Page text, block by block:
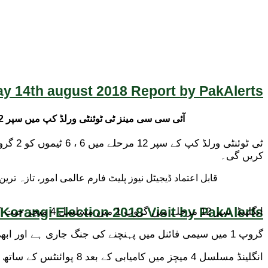
14th august 2018 Report by PakAlerts
Election 2018 Visit by PakAlerts
آئی سی سی مینز ٹی ٹوئنٹی ورلڈ کپ میں سپر 12 مرحلے کے گروپ 1 کے میچ میں انگلینڈ نےسری لنکا کو 26 رنز سے شکست دیکر ایونٹ میں مسلسل چوتھے میچ میں کامیابی حاصل کی۔
کریں گی۔
انگلینڈ سپر 12 مرحلے میں گروپ 1 میں مسلسل 4 میچز جیت کر پوائنٹس ٹیبل پر پہلے نمبر پر موجود ہے لیکن پھر بھی وہ سیمی فائنل میں نہیں پہنچا۔
گروپ 1 میں سیمی فائنل میں پہنچنے کی جنگ جاری ہے اور ابھی تک کوئی بھی ٹیم سیمی فائنل میں جگہ نہیں بنا سکی۔
انگلینڈ مسلسل 4 میچز میں کامیابی کے بعد 8 پوائنٹس کے ساتھ پہلے، جنوبی افریقا اور آسٹریلیا 3 میں سے 2 میچ جیت کر 4 پوائنٹس کے ساتھ دوسرے اور تیسرے نمبر پر موجود ہیں۔